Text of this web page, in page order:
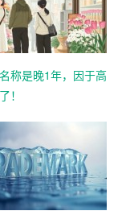
称是晚1年，因于高
！